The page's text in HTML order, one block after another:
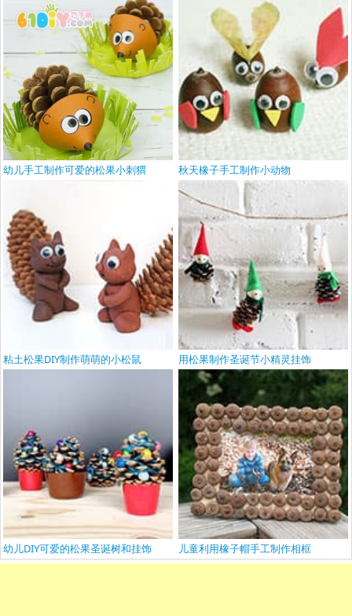
幼儿手工制作可爱的松果小刺猬 秋天橡子手工制作小动物
粘土松果DIY制作萌萌的小松鼠 用松果制作圣诞节小精灵挂饰
幼儿DIY可爱的松果圣诞树和挂饰 儿童利用橡子帽手工制作相框